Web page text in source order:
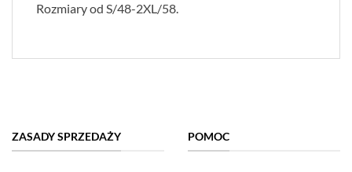
Rozmiary od S/48-2XL/58.
ZASADY SPRZEDAŻY POMOC